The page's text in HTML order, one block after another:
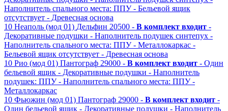
Наполнитель спального места: ППУ - Бельевой ящик
отсутствует - Древесная основа
10 Неаполь (мод 01) Дельфин 20500 - В комплект входит -
Декоративные подушки - Наполнитель подушек синтепух -
Наполнитель спального места: ППУ - Металлокаркас -
Бельевой ящик отсутствует - Древесная основа
10 Рио (мод 01) Пантограф 29000 - В комплект входит - Один
бельевой ящик - Декоративные подушки - Наполнитель
подушек: ППУ - Наполнитель спального места: ППУ -
Металлокаркас
10 Фьюжин (мод 01) Пантограф 29000 - В комплект входит -
Один бельевой ящик - Декоративные подушки - Наполнитель